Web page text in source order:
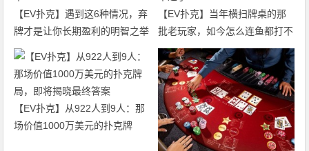
【EV扑克】遇到这6种情况，弃
牌才是让你长期盈利的明智之举
【EV扑克】当年横扫牌桌的那
批老玩家，如今怎么连鱼都打不
过了
【EV扑克】从922人到9人：那
场价值1000万美元的扑克牌